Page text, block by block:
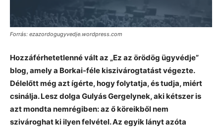
Forrás: ezazordogugyvedje.wordpress.com
Hozzáférhetetlenné vált az „Ez az örödög ügyvédje”
blog, amely a Borkai-féle kiszivárogtatást végezte.
Délelőtt még azt ígérte, hogy folytatja, és tudja, miért
csinálja. Lesz dolga Gulyás Gergelynek, aki kétszer is
azt mondta nemrégiben: az ő köreikből nem
szivároghat ki ilyen felvétel. Az egyik lányt azóta